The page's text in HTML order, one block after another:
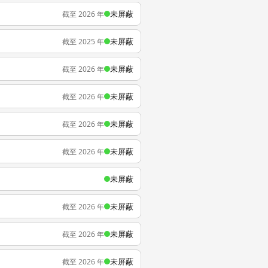
截至 2026 年 未屏蔽
截至 2025 年 未屏蔽
截至 2026 年 未屏蔽
截至 2026 年 未屏蔽
截至 2026 年 未屏蔽
截至 2026 年 未屏蔽
未屏蔽
截至 2026 年 未屏蔽
截至 2026 年 未屏蔽
截至 2026 年 未屏蔽